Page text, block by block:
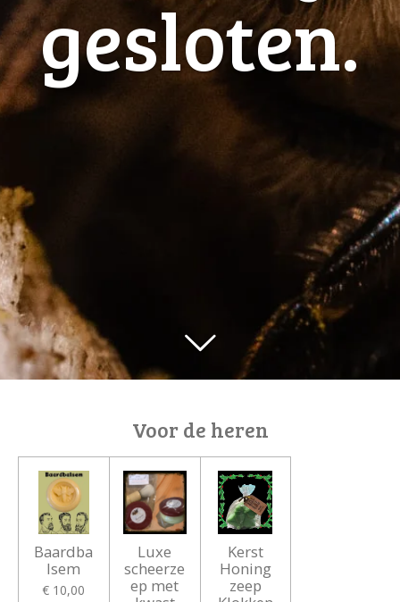
gesloten.
Voor de heren
Baardba
lsem
€ 10,00
Luxe
scheerze
ep met
Kerst
Honing
zeep